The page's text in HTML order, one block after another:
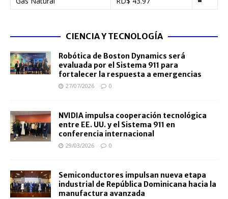
CIENCIA Y TECNOLOGÍA
Robótica de Boston Dynamics será
evaluada por el Sistema 911 para
fortalecer la respuesta a emergencias
27/07/2026 0
NVIDIA impulsa cooperación tecnológica
entre EE. UU. y el Sistema 911 en
conferencia internacional
29/03/2026 0
Semiconductores impulsan nueva etapa
industrial de República Dominicana hacia la
manufactura avanzada